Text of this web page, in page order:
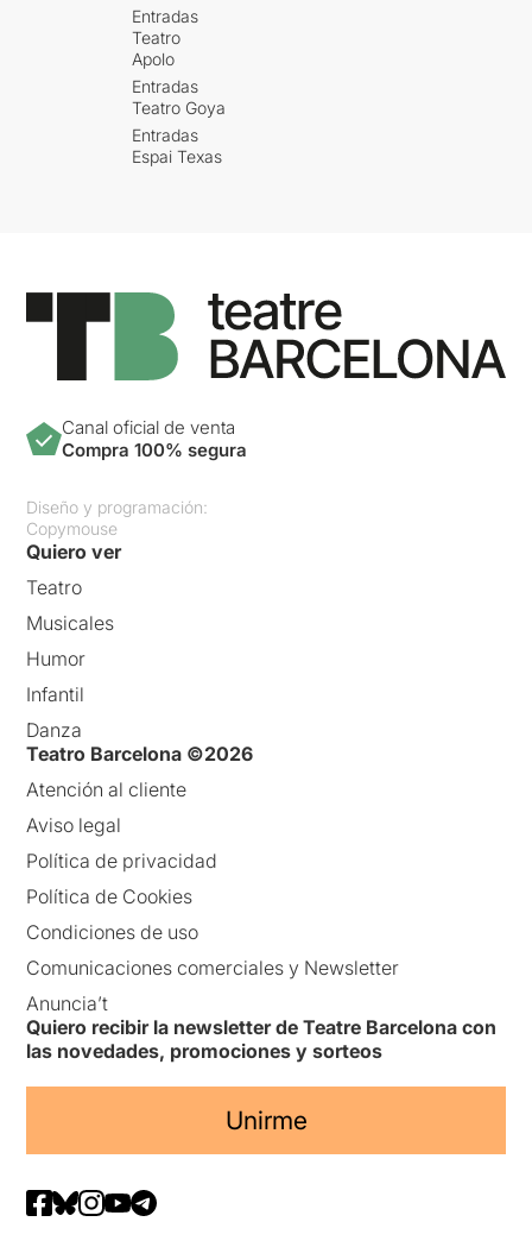
Entradas
Teatro
Apolo
Entradas
Teatro Goya
Entradas
Espai Texas
Canal oficial de venta
Compra 100% segura
Diseño y programación:
Copymouse
Quiero ver
Teatro
Musicales
Humor
Infantil
Danza
Teatro Barcelona ©2026
Atención al cliente
Aviso legal
Política de privacidad
Política de Cookies
Condiciones de uso
Comunicaciones comerciales y Newsletter
Anuncia’t
Quiero recibir la newsletter de Teatre Barcelona con
las novedades, promociones y sorteos
Unirme